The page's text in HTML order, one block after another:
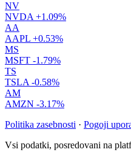
NV
NVDA +1.09%
AA
AAPL +0.53%
MS
MSFT -1.79%
TS
TSLA -0.58%
AM
AMZN -3.17%
Politika zasebnosti · Pogoji
Vsi podatki, posredovani na